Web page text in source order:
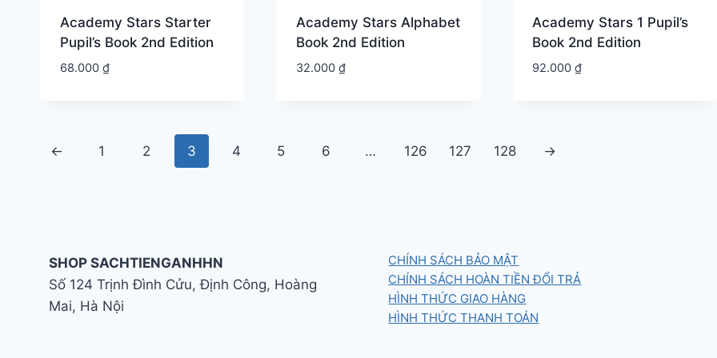
Academy Stars Starter
Pupil’s Book 2nd Edition
68.000 ₫
Academy Stars Alphabet
Book 2nd Edition
32.000 ₫
Academy Stars 1 Pupil’s
Book 2nd Edition
92.000₫
← 1 2 3 4 5 6 … 126 127 128 →
SHOP SACHTIENGANHHN
Số 124 Trịnh Đình Cửu, Định Công, Hoàng
Mai, Hà Nội
CHÍNH SÁCH BẢO MẬT
CHÍNH SÁCH HOÀN TIỀN ĐỔI TRẢ
HÌNH THỨC GIAO HÀNG
HÌNH THỨC THANH TOÁN